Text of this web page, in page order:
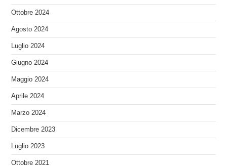
Ottobre 2024
Agosto 2024
Luglio 2024
Giugno 2024
Maggio 2024
Aprile 2024
Marzo 2024
Dicembre 2023
Luglio 2023
Ottobre 2021